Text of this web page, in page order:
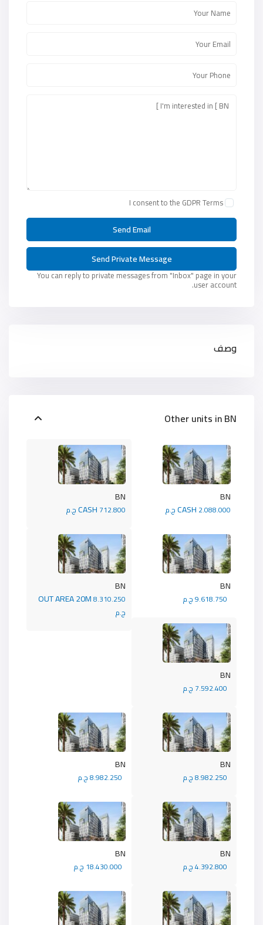
وصف
Other units inBN
BN
CASH 712.800 ج.م
BN
CASH 2.088.000 ج.م
BN
OUT AREA 20M8.310.250
ج.م
BN
BN
BN BN
BN BN
I consent to the GDPR Terms
You can reply to private messages from "Inbox" page in your
user account.